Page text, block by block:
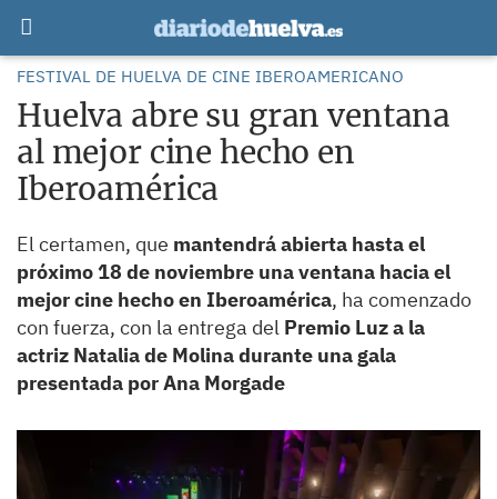
FESTIVAL DE HUELVA DE CINE IBEROAMERICANO
Huelva abre su gran ventana
al mejor cine hecho en
Iberoamérica
El certamen, que mantendrá abierta hasta el
próximo 18 de noviembre una ventana hacia el
mejor cine hecho en Iberoamérica, ha comenzado
con fuerza, con la entrega del Premio Luz a la
actriz Natalia de Molina durante una gala
presentada por Ana Morgade